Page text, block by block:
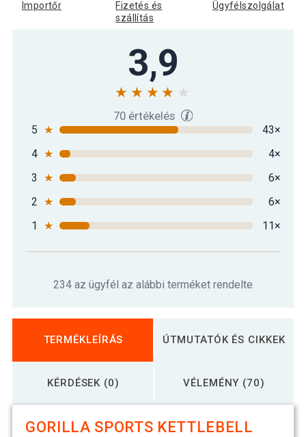
Importőr
Fizetés és
szállítás
Ügyfélszolgálat
3,9
70 értékelés
5 ★
43×
4 ★
4×
3
★
6×
2 ★
6×
1
★ 11×
234 az ügyfél az alábbi terméket rendelte
TERMÉKLEÍRÁS ÚTMUTATÓK ÉS CIKKEK
KÉRDÉSEK (0) VÉLEMÉNY (70)
GORILLA SPORTS KETTLEBELL